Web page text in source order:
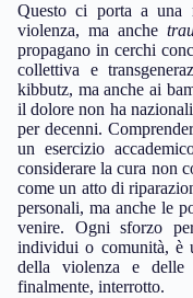
Questo ci porta a una
violenza, ma anche
propagano in cerchi
collettiva e
kibbutz, ma anche ai
il dolore non ha
per decenni.
un esercizio
considerare la cura non
come un atto di
personali, ma anche le
venire. Ogni sforzo
individui o comunità, è
della violenza e delle
finalmente, interrotto.